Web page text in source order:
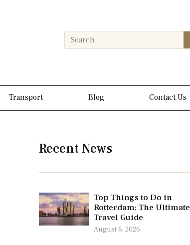
Transport Blog Contact Us
Recent News
Top Things to Do in
Rotterdam: The Ultimate
Travel Guide
August 6, 2026